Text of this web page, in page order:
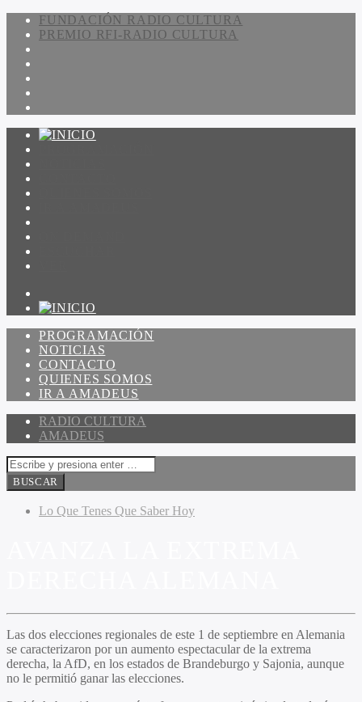
FUNDACIÓN RADIO CULTURA
PREMIO RFI-RADIO CULTURA
PROGRAMACIÓN
NOTICIAS
CONTACTO
QUIENES SOMOS
IR A AMADEUS
RADIO CULTURA
AMADEUS
Lo Que Tenes Que Saber Hoy
Las dos elecciones regionales de este 1 de septiembre en Alemania
se caracterizaron por un aumento espectacular de la extrema
derecha, la AfD, en los estados de Brandeburgo y Sajonia, aunque
no le permitió ganar las elecciones.